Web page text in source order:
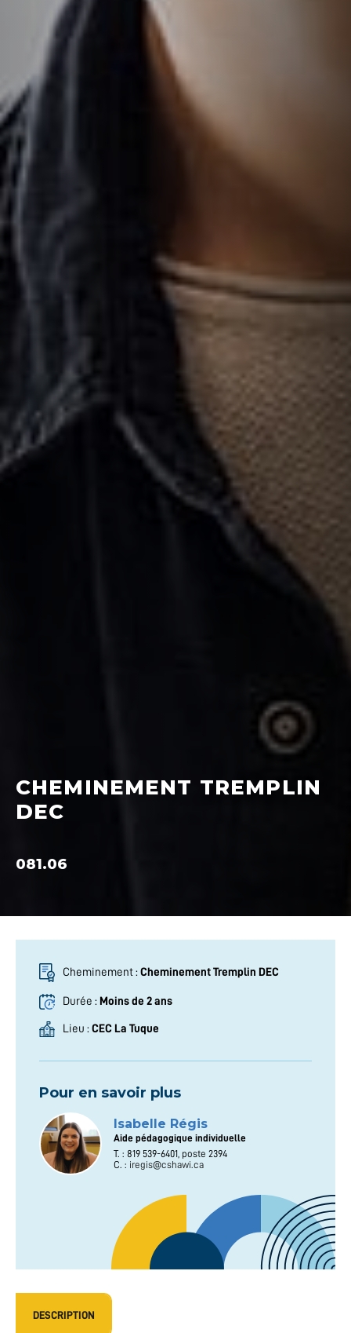
CHEMINEMENT TREMPLIN
DEC
081.06
Cheminement : Cheminement Tremplin DEC
Durée : Moins de 2 ans
Lieu : CEC La Tuque
Pour en savoir plus
Isabelle Régis
Aide pédagogique individuelle
T. : 819 539-6401, poste 2394
C. : iregis@cshawi.ca
DESCRIPTION